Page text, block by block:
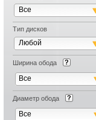
Все
Тип дисков
Любой
Ширина обода
Все
Диаметр обода
Все